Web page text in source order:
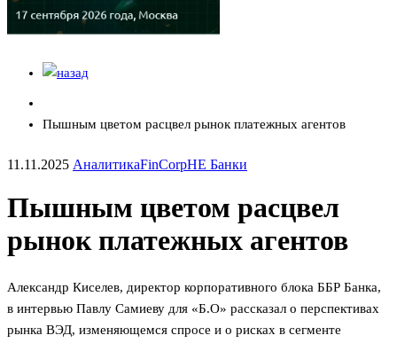
Пышным цветом расцвел рынок платежных агентов
11.11.2025 АналитикаFinCorpНЕ Банки
Пышным цветом расцвел
рынок платежных агентов
Александр Киселев, директор корпоративного блока ББР Банка,
в интервью Павлу Самиеву для «Б.О» рассказал о перспективах
рынка ВЭД, изменяющемся спросе и о рисках в сегменте